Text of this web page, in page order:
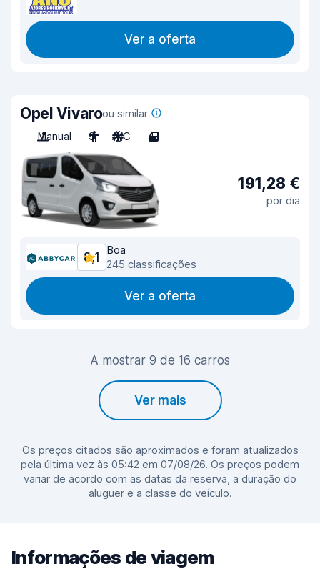
Ver a oferta
Opel Vivaroou similar
Manual
9 A/C 4
191,28 €
por dia
8,1
Boa
245 classificações
Ver a oferta
A mostrar 9 de 16 carros
Ver mais
Os preços citados são aproximados e foram atualizados
pela última vez às 05:42 em 07/08/26. Os preços podem
variar de acordo com as datas da reserva, a duração do
aluguer e a classe do veículo.
Informações de viagem